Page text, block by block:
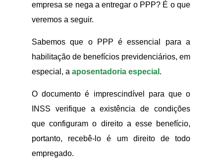
empresa se nega a entregar o PPP? É o que
veremos a seguir.
Sabemos que o PPP é essencial para a
habilitação de benefícios previdenciários, em
especial, a aposentadoria especial .
O documento é imprescindível para que o
INSS verifique a existência de condições
que configuram o direito a esse benefício,
portanto, recebê-lo é um direito de todo
empregado.